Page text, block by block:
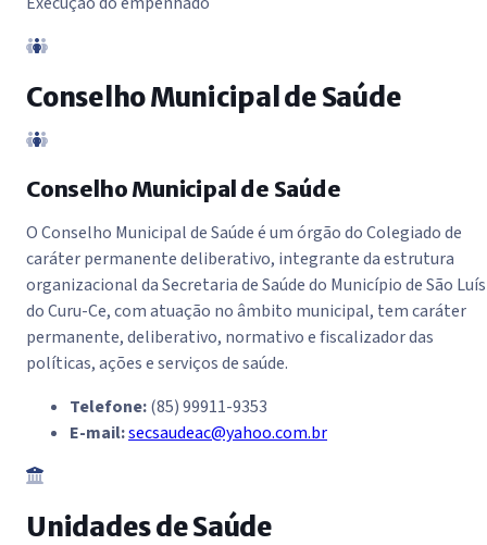
Conselho Municipal de Saúde
Conselho Municipal de Saúde
O Conselho Municipal de Saúde é um órgão do Colegiado de
caráter permanente deliberativo, integrante da estrutura
organizacional da Secretaria de Saúde do Município de São Luís
do Curu-Ce, com atuação no âmbito municipal, tem caráter
permanente, deliberativo, normativo e fiscalizador das
políticas, ações e serviços de saúde.
Telefone:(85) 99911-9353
E-mail:secsaudeac@yahoo.com.br
Unidades de Saúde